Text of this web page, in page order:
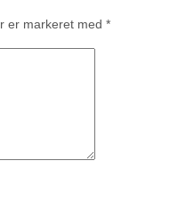
er markeret med *